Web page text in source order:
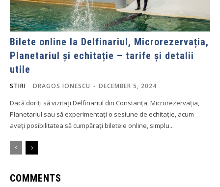
Bilete online la Delfinariul, Microrezervația,
Planetariul și echitație – tarife și detalii
utile
STIRI DRAGOS IONESCU - DECEMBER 5, 2024
Dacă doriți să vizitați Delfinariul din Constanța, Microrezervația,
Planetariul sau să experimentați o sesiune de echitație, acum
aveți posibilitatea să cumpărați biletele online, simplu...
COMMENTS